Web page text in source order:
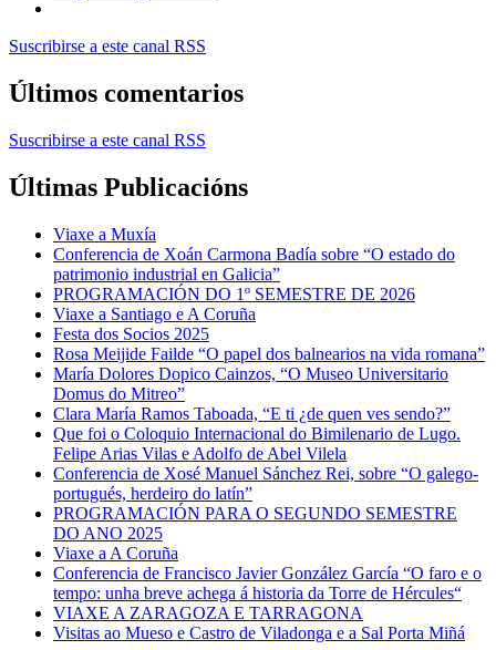
Suscribirse a este canal RSS
Últimos comentarios
Suscribirse a este canal RSS
Últimas Publicacións
Viaxe a Muxía
Conferencia de Xoán Carmona Badía sobre “O estado do
patrimonio industrial en Galicia”
PROGRAMACIÓN DO 1º SEMESTRE DE 2026
Viaxe a Santiago e A Coruña
Festa dos Socios 2025
Rosa Meijide Failde “O papel dos balnearios na vida romana”
María Dolores Dopico Cainzos, “O Museo Universitario
Domus do Mitreo”
Clara María Ramos Taboada, “E ti ¿de quen ves sendo?”
Que foi o Coloquio Internacional do Bimilenario de Lugo.
Felipe Arias Vilas e Adolfo de Abel Vilela
Conferencia de Xosé Manuel Sánchez Rei, sobre “O galego-
portugués, herdeiro do latín”
PROGRAMACIÓN PARA O SEGUNDO SEMESTRE
DO ANO 2025
Viaxe a A Coruña
Conferencia de Francisco Javier González García “O faro e o
tempo: unha breve achega á historia da Torre de Hércules“
VIAXE A ZARAGOZA E TARRAGONA
Visitas ao Mueso e Castro de Viladonga e a Sal Porta Miñá